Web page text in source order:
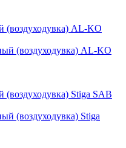
(воздуходувка) AL-KO
(воздуходувка) Stiga SAB